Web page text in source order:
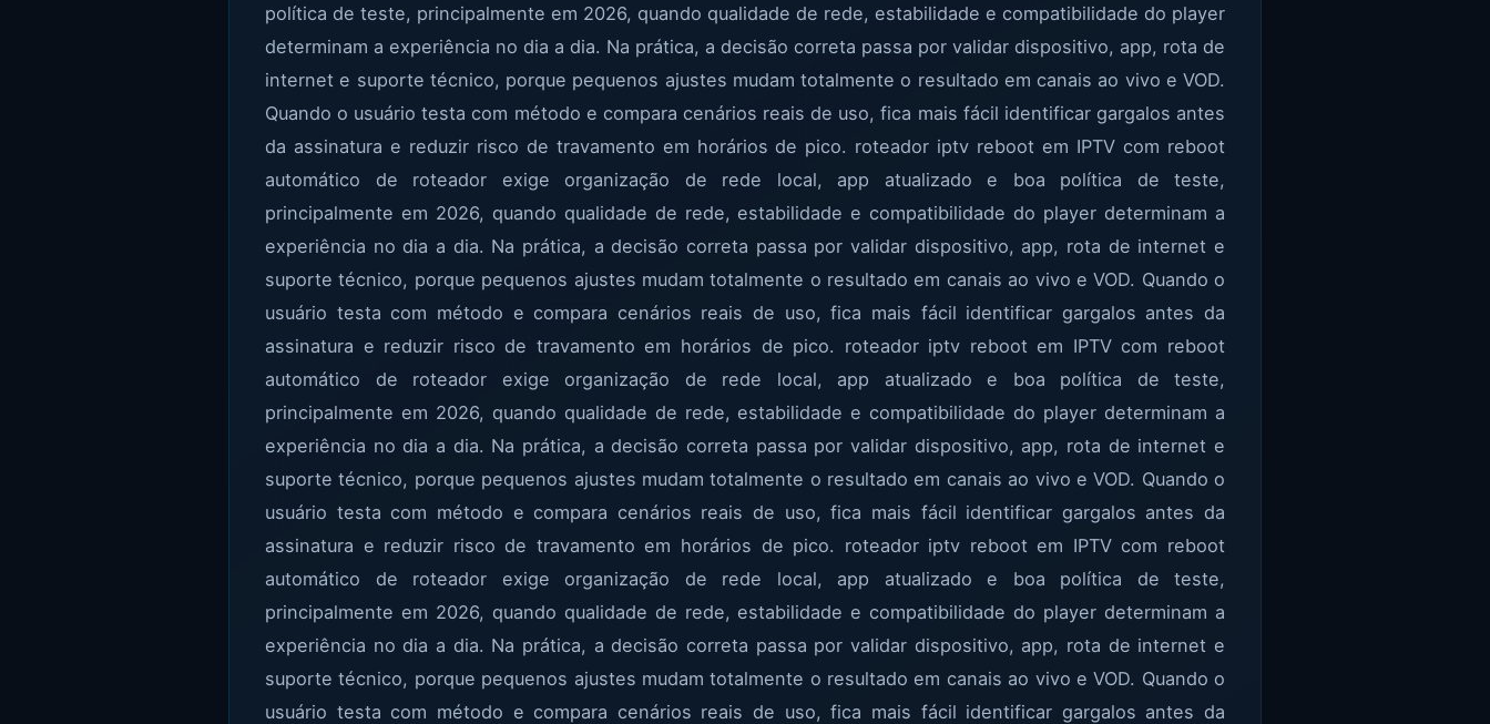
política de teste, principalmente em 2026, quando qualidade de rede, estabilidade e compatibilidade do player
determinam a experiência no dia a dia. Na prática, a decisão correta passa por validar dispositivo, app, rota de
internet e suporte técnico, porque pequenos ajustes mudam totalmente o resultado em canais ao vivo e VOD.
Quando o usuário testa com método e compara cenários reais de uso, fica mais fácil identificar gargalos antes
da assinatura e reduzir risco de travamento em horários de pico. roteador iptv reboot em IPTV com reboot
automático de roteador exige organização de rede local, app atualizado e boa política de teste,
principalmente em 2026, quando qualidade de rede, estabilidade e compatibilidade do player determinam a
experiência no dia a dia. Na prática, a decisão correta passa por validar dispositivo, app, rota de internet e
suporte técnico, porque pequenos ajustes mudam totalmente o resultado em canais ao vivo e VOD. Quando o
usuário testa com método e compara cenários reais de uso, fica mais fácil identificar gargalos antes da
assinatura e reduzir risco de travamento em horários de pico. roteador iptv reboot em IPTV com reboot
automático de roteador exige organização de rede local, app atualizado e boa política de teste,
principalmente em 2026, quando qualidade de rede, estabilidade e compatibilidade do player determinam a
experiência no dia a dia. Na prática, a decisão correta passa por validar dispositivo, app, rota de internet e
suporte técnico, porque pequenos ajustes mudam totalmente o resultado em canais ao vivo e VOD. Quando o
usuário testa com método e compara cenários reais de uso, fica mais fácil identificar gargalos antes da
assinatura e reduzir risco de travamento em horários de pico. roteador iptv reboot em IPTV com reboot
automático de roteador exige organização de rede local, app atualizado e boa política de teste,
principalmente em 2026, quando qualidade de rede, estabilidade e compatibilidade do player determinam a
experiência no dia a dia. Na prática, a decisão correta passa por validar dispositivo, app, rota de internet e
suporte técnico, porque pequenos ajustes mudam totalmente o resultado em canais ao vivo e VOD. Quando o
usuário testa com método e compara cenários reais de uso, fica mais fácil identificar gargalos antes da